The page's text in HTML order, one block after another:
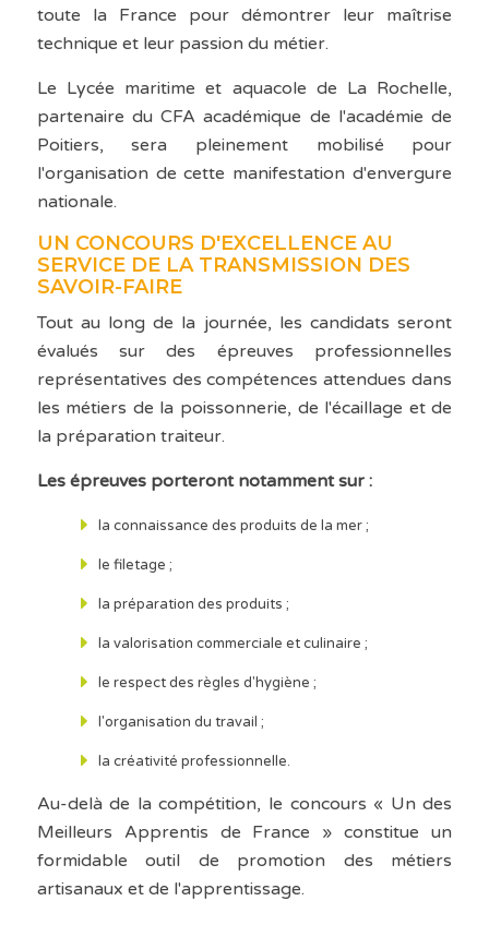
toute la France pour démontrer leur maîtrise
technique et leur passion du métier.
Le Lycée maritime et aquacole de La Rochelle,
partenaire du CFA académique de l'académie de
Poitiers, sera pleinement mobilisé pour
l'organisation de cette manifestation d'envergure
nationale.
UN CONCOURS D'EXCELLENCE AU
SERVICE DE LA TRANSMISSION DES
SAVOIR-FAIRE
Tout au long de la journée, les candidats seront
évalués sur des épreuves professionnelles
représentatives des compétences attendues dans
les métiers de la poissonnerie, de l'écaillage et de
la préparation traiteur.
Les épreuves porteront notamment sur :
la connaissance des produits de la mer ;
le filetage ;
la préparation des produits ;
la valorisation commerciale et culinaire ;
le respect des règles d'hygiène ;
l'organisation du travail ;
la créativité professionnelle.
Au-delà de la compétition, le concours « Un des
Meilleurs Apprentis de France » constitue un
formidable outil de promotion des métiers
artisanaux et de l'apprentissage.